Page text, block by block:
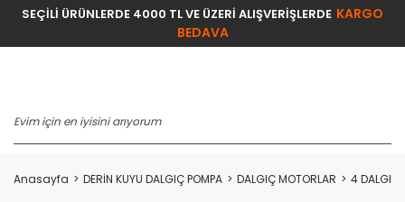
SEÇİLİ ÜRÜNLERDE 4000 TL VE ÜZERİ ALIŞVERİŞLERDE KARGO
BEDAVA
Anasayfa DERİN KUYU DALGIÇ POMPA DALGIÇ MOTORLAR 4 DALGIÇ